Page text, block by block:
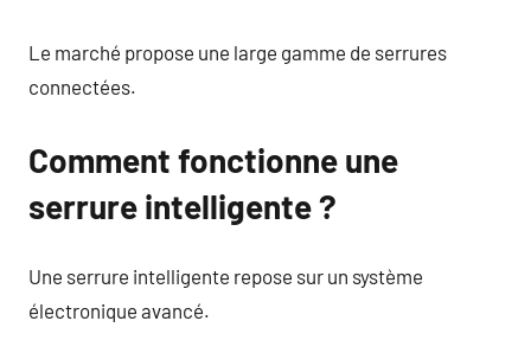
Le marché propose une large gamme de serrures
connectées.
Comment fonctionne une
serrure intelligente ?
Une serrure intelligente repose sur un système
électronique avancé.